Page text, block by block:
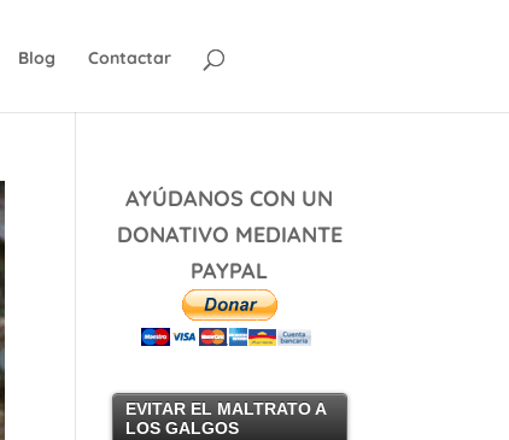
Blog Contactar
AYÚDANOS CON UN
DONATIVO MEDIANTE
PAYPAL
EVITAR EL MALTRATO A
LOS GALGOS